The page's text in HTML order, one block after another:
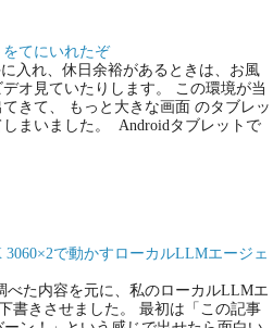
てにいれたぞ
に入れ、休日余裕があるときは、お風
オ見ていたりします。 この環境が当
きて、 もっと大きな画面 のタブレッ
しまいました。 Androidタブレットで
で動かすローカルLLMエージェ
べた内容を元に、私のローカルLLMエ
書きさせました。 最初は「この記事